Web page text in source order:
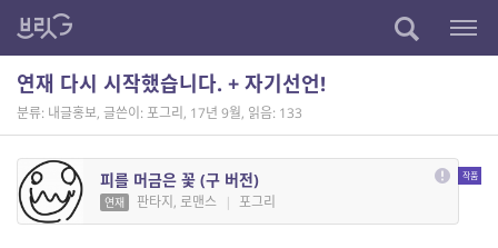
연재 다시 시작했습니다. + 자기선언!
분류: 내글홍보, 글쓴이: 포그리 , 17년 9월, 읽음: 133
피를 머금은 꽃 (구 버전)
연재 판타지, 로맨스 | 포그리